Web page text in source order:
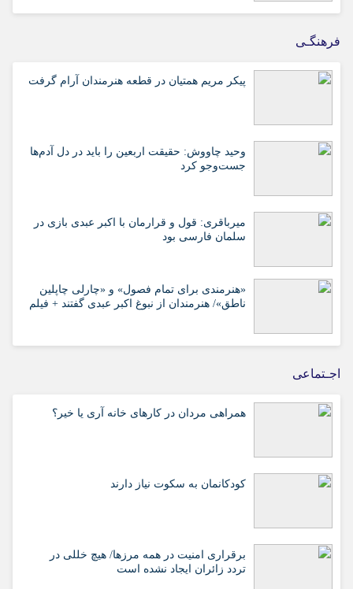
فرهنگـی
پیکر مریم همتیان در قطعه هنرمندان آرام گرفت
وحید چاووش: حقیقت اربعین را باید در دل آدم‌ها
جست‌وجو کرد
میرباقری: قول و قرارمان با اکبر عبدی بازی در
سلمان فارسی بود
«هنرمندی برای تمام فصول» و «چارلی چاپلین
ناطق»/ هنرمندان از نبوغ اکبر عبدی گفتند + فیلم
اجـتماعی
همراهی مردان در کارهای خانه آری یا خیر؟
کودکانمان به سکوت نیاز دارند
برقراری امنیت در همه مرزها/ هیچ‌ خللی در
تردد زائران ایجاد نشده است